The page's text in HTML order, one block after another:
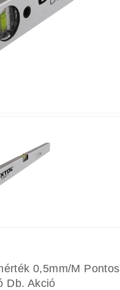
0,5mm/m Pontos
Db. Akció